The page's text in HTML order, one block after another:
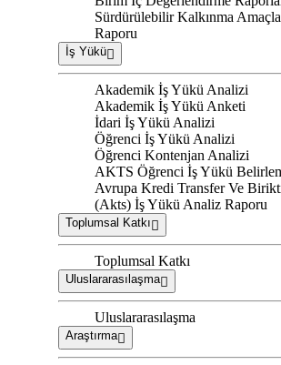
Sürdürülebilir Kalkınma
Raporu
İş Yükü
Akademik İş Yükü Analizi
Akademik İş Yükü Anketi
İdari İş Yükü Analizi
Öğrenci İş Yükü Analizi
Öğrenci Kontenjan Analizi
AKTS Öğrenci İş Yükü
Avrupa Kredi Transfer Ve
(Akts) İş Yükü Analiz Raporu
Toplumsal Katkı
Toplumsal Katkı
Uluslararasılaşma
Uluslararasılaşma
Araştırma